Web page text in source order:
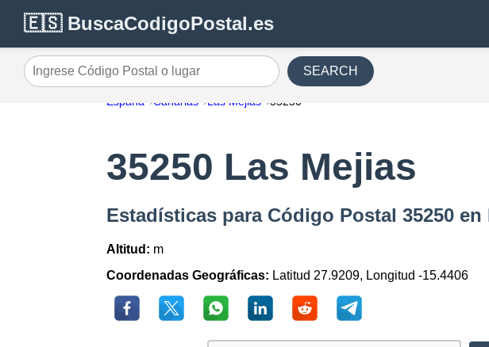
🇪🇸 BuscaCodigoPostal.es
Ingrese Código Postal o lugar SEARCH
España Canarias Las Mejias 35250
35250 Las Mejias
Estadísticas para Código Postal 35250 en
Altitud: m
Coordenadas Geográficas: Latitud 27.9209, Longitud -15.4406